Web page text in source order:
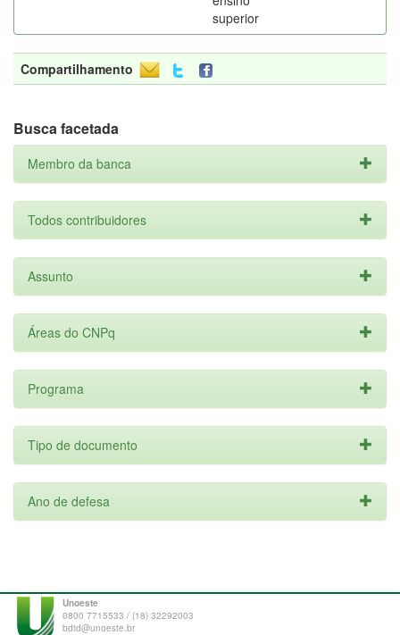
superior
Compartilhamento
Busca facetada
Membro da banca
Todos contribuidores
Assunto
Áreas do CNPq
Programa
Tipo de documento
Ano de defesa
Unoeste
0800 7715533 / (18) 32292003
bdtd@unoeste.br